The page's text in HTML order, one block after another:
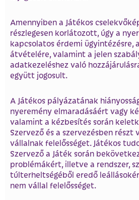
Amennyiben a Játékos
részlegesen korlátozott, úgy a
kapcsolatos érdemi ügyintézésre,
átvételére, valamint a jelen
adatkezeléshez való
együtt jogosult.
A Játékos pályázatának
nyeremény elmaradásáért vagy
valamint a kézbesítés során
Szervező és a szervezésben részt
vállalnak felelősséget. Játékos
Szervező a Játék során
problémákért, illetve a rendszer,
túlterheltségéből eredő
nem vállal felelősséget.